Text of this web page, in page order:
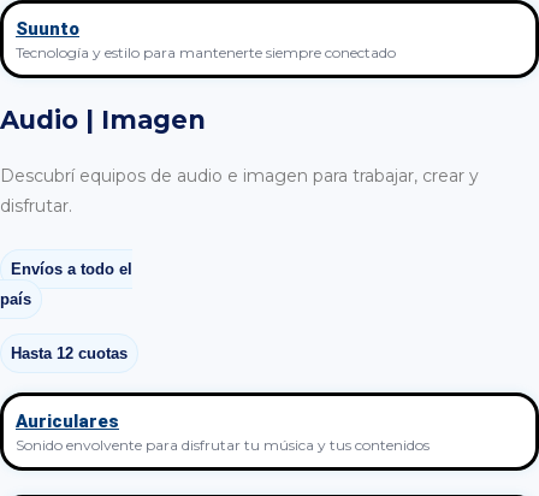
Suunto
Tecnología y estilo para mantenerte siempre conectado
Audio | Imagen
Descubrí equipos de audio e imagen para trabajar, crear y
disfrutar.
Envíos a todo el
país
Hasta 12 cuotas
Auriculares
Sonido envolvente para disfrutar tu música y tus contenidos